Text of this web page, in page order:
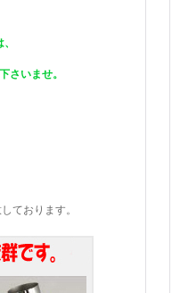
さいませ。
ております。